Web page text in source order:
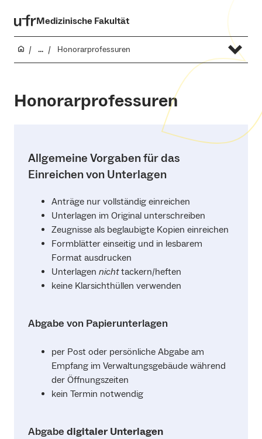
Medizinische Fakultät
... Honorarprofessuren
Honorarprofessuren
Allgemeine Vorgaben für das
Einreichen von Unterlagen
Anträge nur vollständig einreichen
Unterlagen im Original unterschreiben
Zeugnisse als beglaubigte Kopien einreichen
Formblätter einseitig und in lesbarem
Format ausdrucken
Unterlagen nichttackern/heften
keine Klarsichthüllen verwenden
Abgabe von Papierunterlagen
per Post oder persönliche Abgabe am
Empfang im Verwaltungsgebäude während
der Öffnungszeiten
kein Termin notwendig
Abgabe digitaler Unterlagen